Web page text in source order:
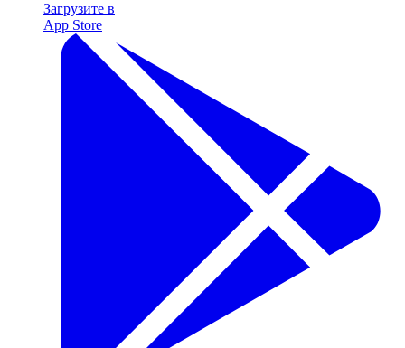
Загрузите в
App Store